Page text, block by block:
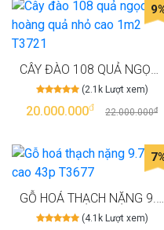
CÂY ĐÀO 108 QUẢ NGỌC HOÀNG QUẢ NHỎ CAO 1M2 T3721
(2.1k Lượt xem)
20.000.000đ 22.000.000đ
GỖ HOÁ THẠCH NẶNG 9.7KG , CAO 43P T3677
(4.1k Lượt xem)